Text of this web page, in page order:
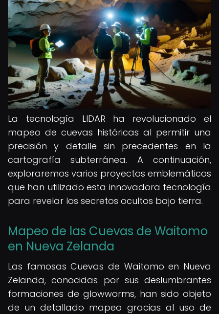
La tecnología LIDAR ha revolucionado el
mapeo de cuevas históricas al permitir una
precisión y detalle sin precedentes en la
cartografía subterránea. A continuación,
exploraremos varios proyectos emblemáticos
que han utilizado esta innovadora tecnología
para revelar los secretos ocultos bajo tierra.
Mapeo de las Cuevas de Waitomo
en Nueva Zelanda
Las famosas Cuevas de Waitomo en Nueva
Zelanda, conocidas por sus deslumbrantes
formaciones de glowworms, han sido objeto
de un detallado mapeo gracias al uso de